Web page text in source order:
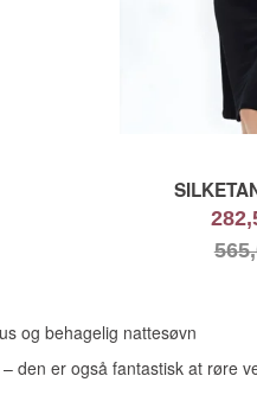
og behagelig nattesøvn
den er også fantastisk at